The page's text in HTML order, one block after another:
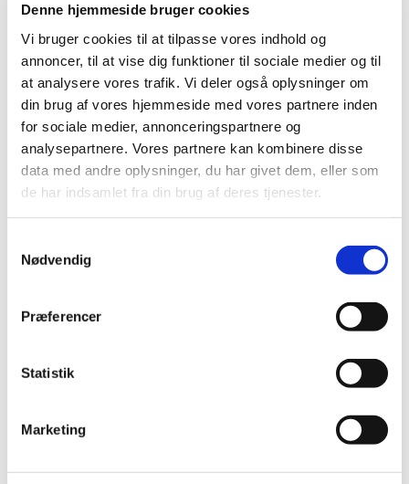
Denne hjemmeside bruger cookies
Vi bruger cookies til at tilpasse vores indhold og
annoncer, til at vise dig funktioner til sociale medier og til
at analysere vores trafik. Vi deler også oplysninger om
din brug af vores hjemmeside med vores partnere inden
for sociale medier, annonceringspartnere og
analysepartnere. Vores partnere kan kombinere disse
data med andre oplysninger, du har givet dem, eller som
de har indsamlet fra din brug af deres tjenester.
Nødvendig
Præferencer
Statistik
Marketing
Du vil måske også kunne lide...